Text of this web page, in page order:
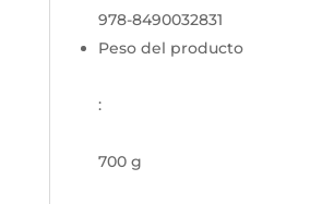
978-8490032831
Peso del producto
:
700 g